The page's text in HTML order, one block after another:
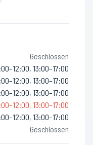
Geschlossen
13:00–17:00
13:00–17:00
13:00–17:00
13:00–17:00
13:00–17:00
Geschlossen